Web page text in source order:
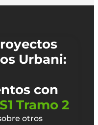
Urbani:
con
Tramo 2
otros